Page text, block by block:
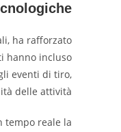
ha rafforzato
hanno incluso
eventi di tiro,
delle attività.
tempo reale la